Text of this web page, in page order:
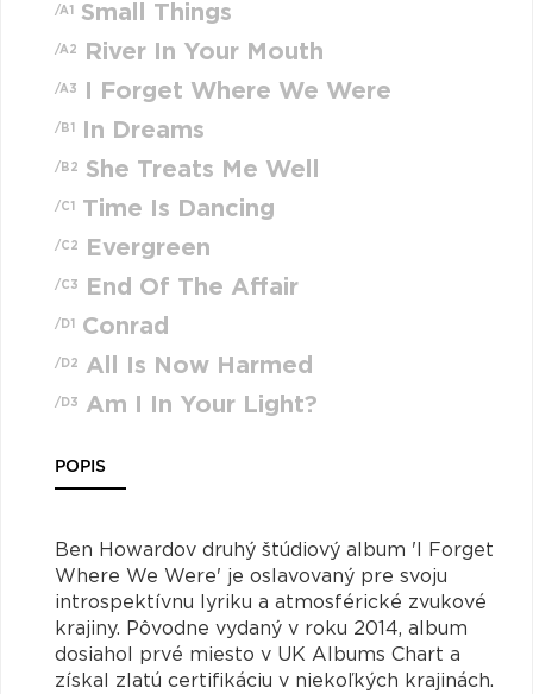
/A1 Small Things
/A2 River In Your Mouth
/A3 I Forget Where We Were
/B1 In Dreams
/B2 She Treats Me Well
/C1 Time Is Dancing
/C2 Evergreen
/C3 End Of The Affair
/D1 Conrad
/D2 All Is Now Harmed
/D3 Am I In Your Light?
POPIS
Ben Howardov druhý štúdiový album 'I Forget
Where We Were' je oslavovaný pre svoju
introspektívnu lyriku a atmosférické zvukové
krajiny. Pôvodne vydaný v roku 2014, album
dosiahol prvé miesto v UK Albums Chart a
získal zlatú certifikáciu v niekoľkých krajinách.